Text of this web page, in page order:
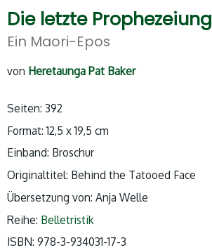
Die letzte Prophezeiung
Ein Maori-Epos
von Heretaunga Pat Baker
Seiten: 392
Format: 12,5 x 19,5 cm
Einband: Broschur
Originaltitel: Behind the Tatooed Face
Übersetzung von: Anja Welle
Reihe: Belletristik
ISBN: 978-3-934031-17-3